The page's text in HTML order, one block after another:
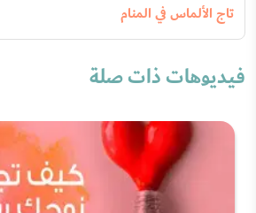
تاج الألماس في المنام
فيديوهات ذات صلة